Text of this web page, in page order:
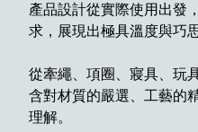
產品設計從實際使用出發
求，展現出極具溫度與巧
從牽繩、項圈、寢具、玩
含對材質的嚴選、工藝的
理解。